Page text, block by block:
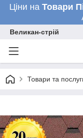
Ціни на Товари
Великан-стрій
Товари та